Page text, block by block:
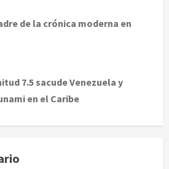
de la crónica moderna en
7.5 sacude Venezuela y
en el Caribe